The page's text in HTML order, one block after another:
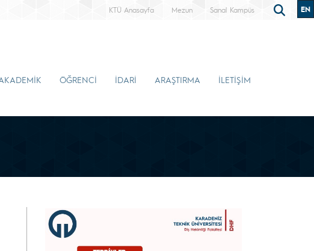
KTÜ Anasayfa Mezun Sanal Kampüs EN
ÖĞRENCİ İDARİ ARAŞTIRMA İLETİŞİM